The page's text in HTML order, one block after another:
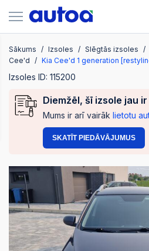
Sākums Izsoles Slēgtās izsoles
Cee'd
Kia Cee'd 1 generation
Izsoles ID: 115200
Diemžēl, šī izsole jau
Mums ir arī vairāk lietotu
SKATĪT PIEDĀVĀJUMUS